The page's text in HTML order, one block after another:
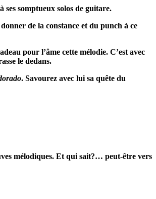
somptueux solos de guitare.
de la constance et du punch à ce
pour l’âme cette mélodie. C’est avec
le dedans.
. Savourez avec lui sa quête du
mélodiques. Et qui sait?… peut-être vers